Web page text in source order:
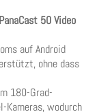
50 Video
auf Android
ohne dass
180-Grad-
Kameras, wodurch